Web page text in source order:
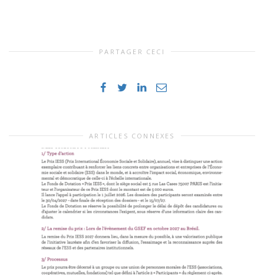
PARTAGER CECI
ARTICLES CONNEXES